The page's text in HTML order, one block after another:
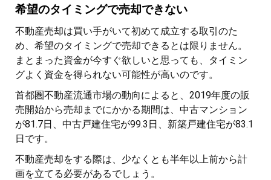
希望のタイミングで売却できない
不動産売却は買い手がいて初めて成立する取引のた
め、希望のタイミングで売却できるとは限りません。
まとまった資金が今すぐ欲しいと思っても、タイミン
グよく資金を得られない可能性が高いのです。
首都圏不動産流通市場の動向によると、2019年度の販
売開始から売却までにかかる期間は、中古マンション
が81.7日、中古戸建住宅が99.3日、新築戸建住宅が83.1
日です。
不動産売却をする際は、少なくとも半年以上前から計
画を立てる必要があるでしょう。